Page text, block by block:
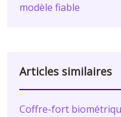
modèle fiable
Articles similaires
Coffre-fort